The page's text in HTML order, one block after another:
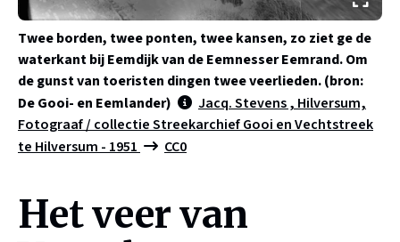
Twee borden, twee ponten, twee kansen, zo ziet ge de
waterkant bij Eemdijk van de Eemnesser Eemrand. Om
de gunst van toeristen dingen twee veerlieden. (bron:
De Gooi- en Eemlander)
Jacq. Stevens , Hilversum,
Fotograaf / collectie Streekarchief Gooi en Vechtstreek
te Hilversum - 1951
CC0
Het veer van